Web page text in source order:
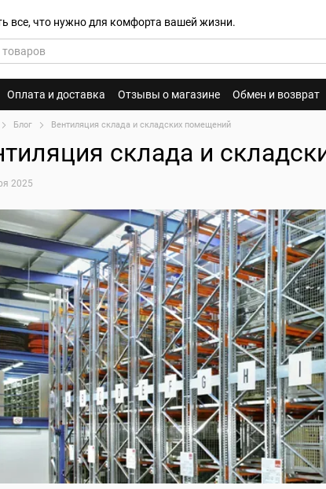
все, что нужно для комфорта вашей жизни.
Оплата и доставка Отзывы о магазине Обмен и возврат
Блог Вентиляция склада и складских помещений
склада и
2025